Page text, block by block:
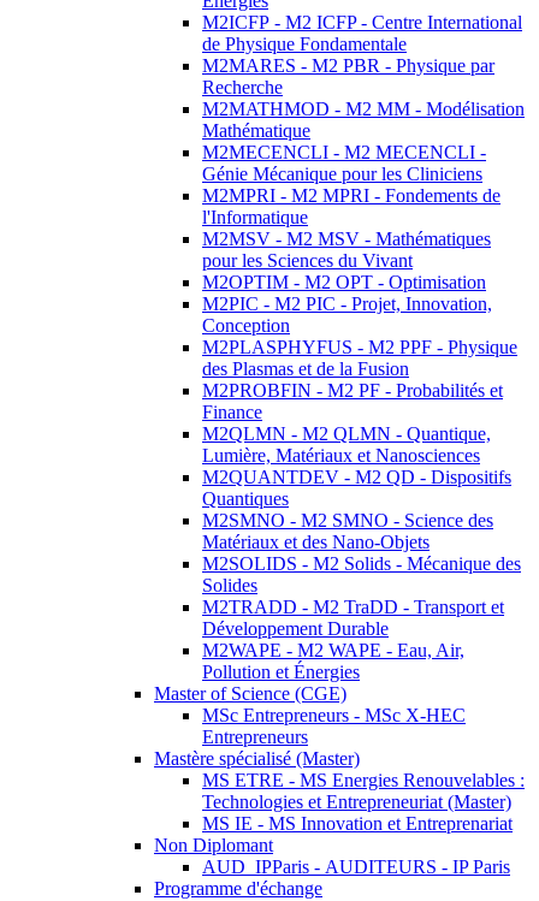
M2ICFP - M2 ICFP - Centre International
de Physique Fondamentale
M2MARES - M2 PBR - Physique par
Recherche
M2MATHMOD - M2 MM - Modélisation
Mathématique
M2MECENCLI - M2 MECENCLI -
Génie Mécanique pour les Cliniciens
M2MPRI - M2 MPRI - Fondements de
l'Informatique
M2MSV - M2 MSV - Mathématiques
pour les Sciences du Vivant
M2OPTIM - M2 OPT - Optimisation
M2PIC - M2 PIC - Projet, Innovation,
Conception
M2PLASPHYFUS - M2 PPF - Physique
des Plasmas et de la Fusion
M2PROBFIN - M2 PF - Probabilités et
Finance
M2QLMN - M2 QLMN - Quantique,
Lumière, Matériaux et Nanosciences
M2QUANTDEV - M2 QD - Dispositifs
Quantiques
M2SMNO - M2 SMNO - Science des
Matériaux et des Nano-Objets
M2SOLIDS - M2 Solids - Mécanique des
Solides
M2TRADD - M2 TraDD - Transport et
Développement Durable
M2WAPE - M2 WAPE - Eau, Air,
Pollution et Énergies
Master of Science (CGE)
MSc Entrepreneurs - MSc X-HEC
Entrepreneurs
Mastère spécialisé (Master)
MS ETRE - MS Energies Renouvelables :
Technologies et Entrepreneuriat (Master)
MS IE - MS Innovation et Entreprenariat
Non Diplomant
AUD_IPParis - AUDITEURS - IP Paris
Programme d'échange